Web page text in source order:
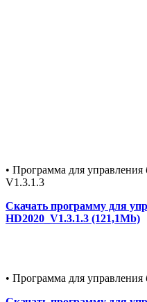
• Программа для
V1.3.1.3
Скачать программу для
HD2020_V1.3.1.3 (121,1Mb)
• Программа для